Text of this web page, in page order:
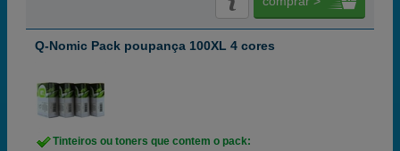
Q-Nomic Pack poupança 100XL 4 cores
Tinteiros ou toners que contem o pack: